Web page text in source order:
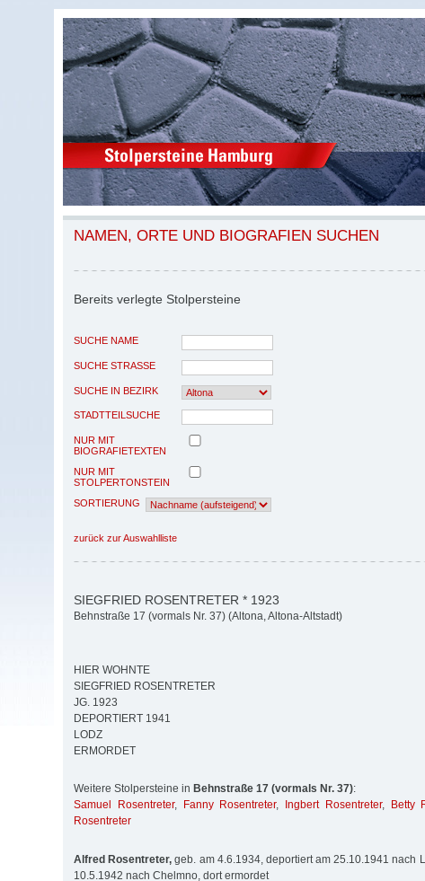
NAMEN, ORTE UND BIOGRAFIEN SUCHEN
Bereits verlegte Stolpersteine
SUCHE NAME
SUCHE STRASSE
SUCHE IN BEZIRK
STADTTEILSUCHE
NUR MIT
BIOGRAFIETEXTEN
NUR MIT
STOLPERTONSTEIN
SORTIERUNG
zurück zur Auswahlliste
SIEGFRIED ROSENTRETER * 1923
Behnstraße 17 (vormals Nr. 37) (Altona, Altona-Altstadt)
HIER WOHNTE
SIEGFRIED ROSENTRETER
JG. 1923
DEPORTIERT 1941
LODZ
ERMORDET
Weitere Stolpersteine in Behnstraße 17 (vormals Nr. 37):
Samuel Rosentreter, Fanny Rosentreter, Ingbert Rosentreter, Betty
Rosentreter
Alfred Rosentreter, geb. am 4.6.1934, deportiert am 25.10.1941 nach
10.5.1942 nach Chelmno, dort ermordet